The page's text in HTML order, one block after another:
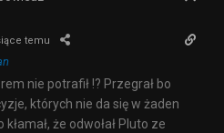
temu
nie potrafił !? Przegrał bo
których nie da się w żaden
że odwołał Pluto ze